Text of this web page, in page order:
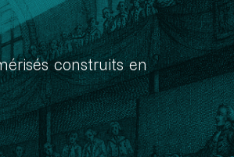
construits en